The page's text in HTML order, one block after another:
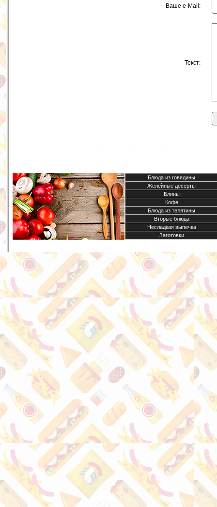
Ваше e-Mail:
Текст:
Блюда из говядины
Желейные десерты
Блины
Кофе
Блюда из телятины
Вторые блюда
Несладкая выпечка
Заготовки